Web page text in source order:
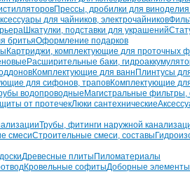
Прессы, дробилки для
для чайников, электрочайников
Шкатулки, подставки для украшений
бритьяОформление подарков
Картриджи, комплектующие для проточных
Расширительные баки,
Комплектующие для ванн Плинтусы
для сифонов, траповКомплектующие
водопроводные Магистральные фильтры,
от протечекЛюки сантехнические
Трубы, фитинги наружной
смесиСтроительные смеси, составы
Древесные плиты Пиломатериалы
Кровельные софитыДоборные элементы